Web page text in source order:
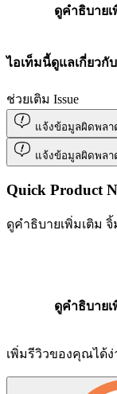
ดูคำธิบาย
ไอเท็มนี้ดูแลเกี่ยวกับ
ช่วยเติม Issue
แจ้งข้อมูลผิดพลา
แจ้งข้อมูลผิดพลา
Quick Product
ดูคำธิบายเพิ่มเติม
ดูคำธิบาย
เพิ่มรีวิวของคุณได้ง่